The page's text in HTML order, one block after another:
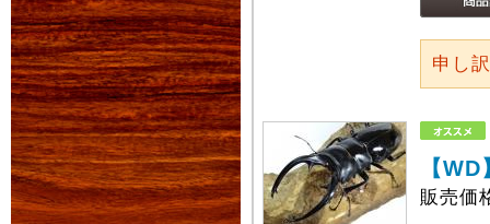
申し
【
販売価